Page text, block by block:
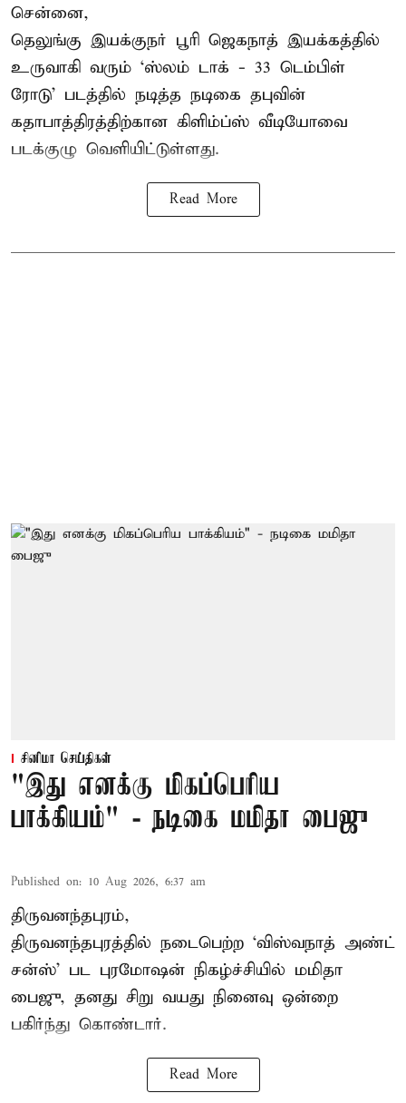
சென்னை,
தெலுங்கு இயக்குநர் பூரி ஜெகநாத் இயக்கத்தில்
உருவாகி வரும் ‘ஸ்லம் டாக் - 33 டெம்பிள்
ரோடு’ படத்தில் நடித்த நடிகை தபுவின்
கதாபாத்திரத்திற்கான கிளிம்ப்ஸ் வீடியோவை
படக்குழு வெளியிட்டுள்ளது.
Read More
சினிமா செய்திகள்
"இது எனக்கு மிகப்பெரிய
பாக்கியம்" - நடிகை மமிதா பைஜு
Published on: 10 Aug 2026, 6:37 am
திருவனந்தபுரம்,
திருவனந்தபுரத்தில் நடைபெற்ற ‘விஸ்வநாத் அண்ட்
சன்ஸ்’ பட புரமோஷன் நிகழ்ச்சியில் மமிதா
பைஜு, தனது சிறு வயது நினைவு ஒன்றை
பகிர்ந்து கொண்டார்.
Read More